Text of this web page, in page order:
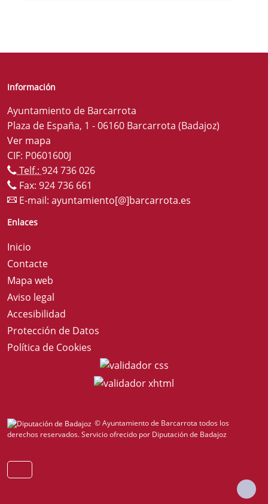
Información
Ayuntamiento de Barcarrota
Plaza de España, 1 - 06160 Barcarrota (Badajoz)
Ver mapa
CIF: P0601600J
Telf.: 924 736 026
Fax: 924 736 661
E-mail: ayuntamiento[@]barcarrota.es
Enlaces
Inicio
Contacte
Mapa web
Aviso legal
Accesibilidad
Protección de Datos
Política de Cookies
© Ayuntamiento de Barcarrota todos los
derechos reservados.Servicio ofrecido por Diputación de Badajoz